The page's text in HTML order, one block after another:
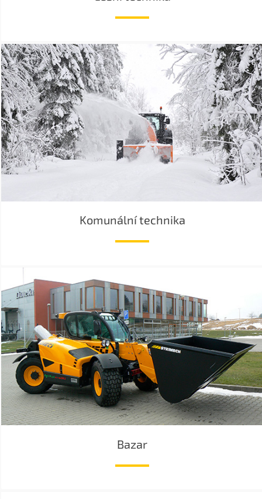
Komunální technika
Bazar